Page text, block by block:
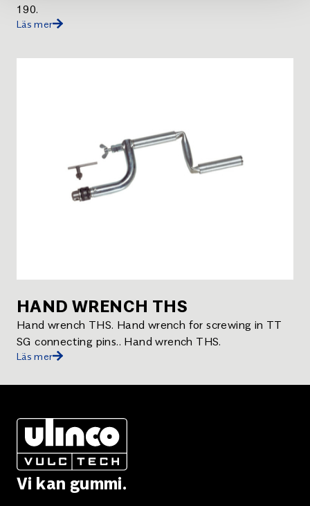
190.
Läs mer
HAND WRENCH THS
Hand wrench THS. Hand wrench for screwing in TT
SG connecting pins.. Hand wrench THS.
Läs mer
Vi kan gummi.